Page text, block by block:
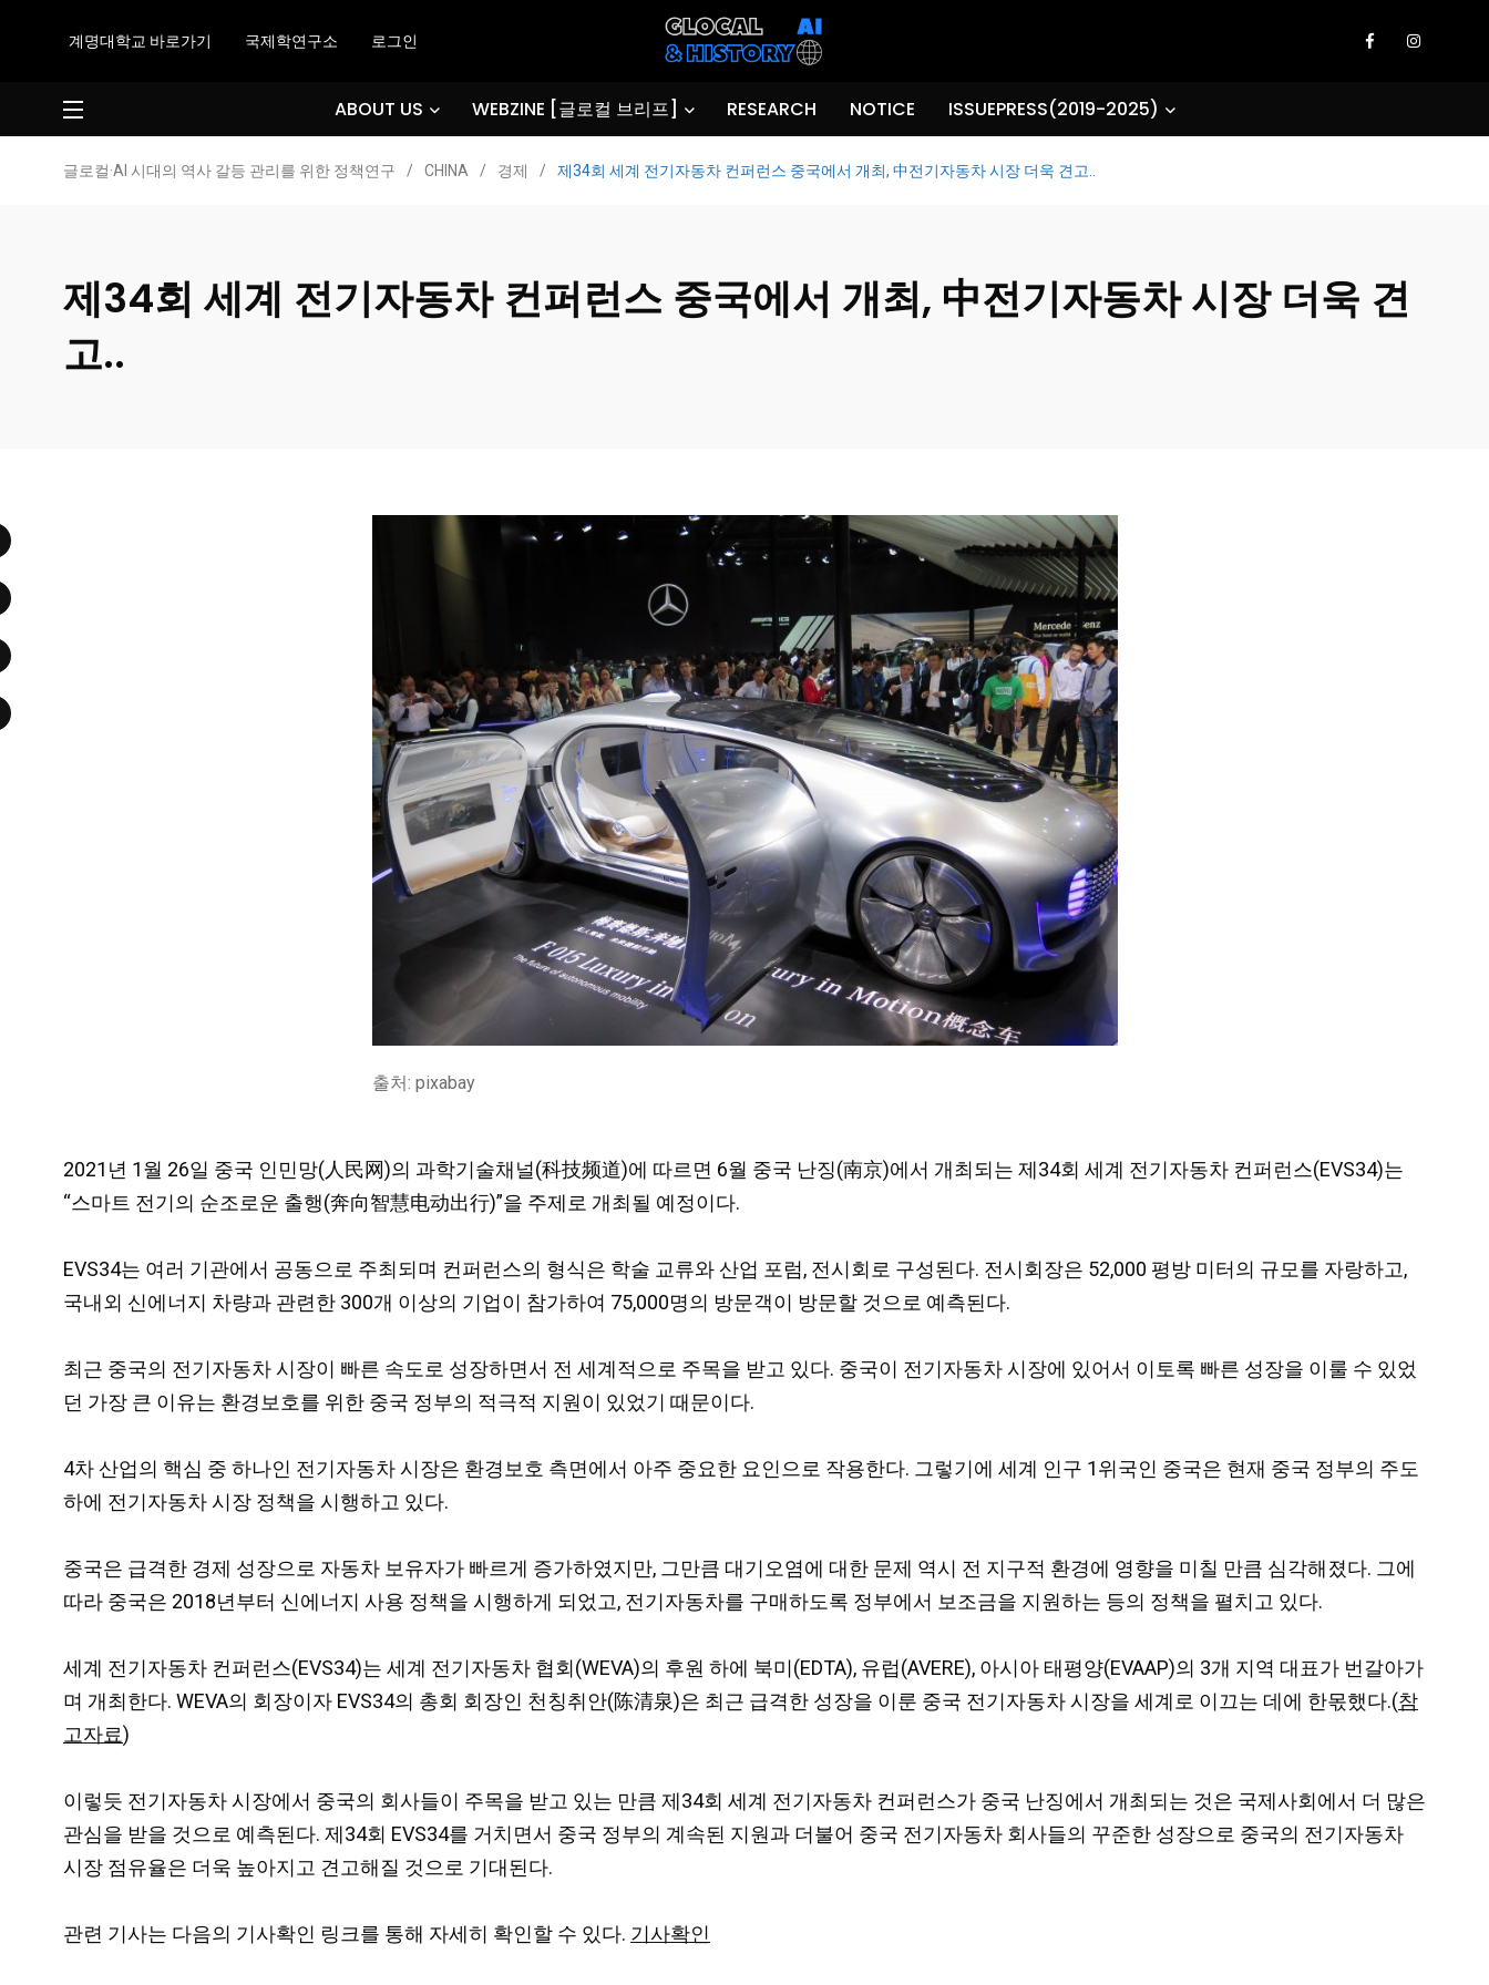
계명대학교 바로가기 국제학연구소 로그인
ABOUT US WEBZINE [글로컬 브리프] RESEARCH NOTICE ISSUEPRESS(2019-2025)
글로컬·AI 시대의 역사 갈등 관리를 위한 정책연구 / CHINA / 경제 / 제34회 세계 전기자동차 컨퍼런스 중국에서 개최, 中전기자동차 시장 더욱 견고..
제34회 세계 전기자동차 컨퍼런스 중국에서 개최, 中전기자동차 시장 더욱 견
고..
출처: pixabay
2021년 1월 26일 중국 인민망(人民网)의 과학기술채널(科技频道)에 따르면 6월 중국 난징(南京)에서 개최되는 제34회 세계 전기자동차 컨퍼런스(EVS34)는
“스마트 전기의 순조로운 출행(奔向智慧电动出行)”을 주제로 개최될 예정이다.
EVS34는 여러 기관에서 공동으로 주최되며 컨퍼런스의 형식은 학술 교류와 산업 포럼, 전시회로 구성된다. 전시회장은 52,000 평방 미터의 규모를 자랑하고,
국내외 신에너지 차량과 관련한 300개 이상의 기업이 참가하여 75,000명의 방문객이 방문할 것으로 예측된다.
최근 중국의 전기자동차 시장이 빠른 속도로 성장하면서 전 세계적으로 주목을 받고 있다. 중국이 전기자동차 시장에 있어서 이토록 빠른 성장을 이룰 수 있었
던 가장 큰 이유는 환경보호를 위한 중국 정부의 적극적 지원이 있었기 때문이다.
4차 산업의 핵심 중 하나인 전기자동차 시장은 환경보호 측면에서 아주 중요한 요인으로 작용한다. 그렇기에 세계 인구 1위국인 중국은 현재 중국 정부의 주도
하에 전기자동차 시장 정책을 시행하고 있다.
중국은 급격한 경제 성장으로 자동차 보유자가 빠르게 증가하였지만, 그만큼 대기오염에 대한 문제 역시 전 지구적 환경에 영향을 미칠 만큼 심각해졌다. 그에
따라 중국은 2018년부터 신에너지 사용 정책을 시행하게 되었고, 전기자동차를 구매하도록 정부에서 보조금을 지원하는 등의 정책을 펼치고 있다.
세계 전기자동차 컨퍼런스(EVS34)는 세계 전기자동차 협회(WEVA)의 후원 하에 북미(EDTA), 유럽(AVERE), 아시아 태평양(EVAAP)의 3개 지역 대표가 번갈아가
며 개최한다. WEVA의 회장이자 EVS34의 총회 회장인 천칭취안(陈清泉)은 최근 급격한 성장을 이룬 중국 전기자동차 시장을 세계로 이끄는 데에 한몫했다.(참
고자료)
이렇듯 전기자동차 시장에서 중국의 회사들이 주목을 받고 있는 만큼 제34회 세계 전기자동차 컨퍼런스가 중국 난징에서 개최되는 것은 국제사회에서 더 많은
관심을 받을 것으로 예측된다. 제34회 EVS34를 거치면서 중국 정부의 계속된 지원과 더불어 중국 전기자동차 회사들의 꾸준한 성장으로 중국의 전기자동차
시장 점유율은 더욱 높아지고 견고해질 것으로 기대된다.
관련 기사는 다음의 기사확인 링크를 통해 자세히 확인할 수 있다. 기사확인